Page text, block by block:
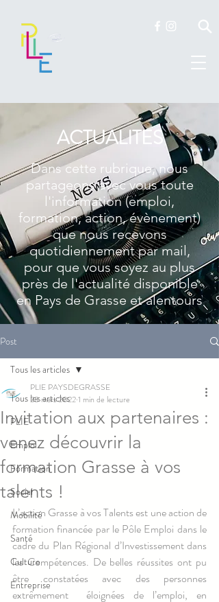
ACTUALITES
Dans cette rubrique, nous
partageons avec vous toute
l'information (emploi,
formation, action, évènement)
que nous recevons
quotidiennement par mail,
pour que vous soyez au plus
près de l'actualité disponible
en Pays de Grasse et alentours
Post
Tous les articles
PLIE
Emploi
Formation
Social
Mobilité
Santé
Culture
Entreprise
Tous les articles
Invitation aux partenaires :
venez découvrir la
formation Grasse à vos
talents !
PLIE PAYSDEGRASSE
23 mars 20221 min de lecture
L’action Grasse à vos Talents est une action de
formation financée par le Pôle Emploi dans le
cadre du Plan Régional d’Investissement dans
les Compétences. De belles réussites ont pu
être constatées avec des personnes
extrêmement  éloignées de l’emploi, en